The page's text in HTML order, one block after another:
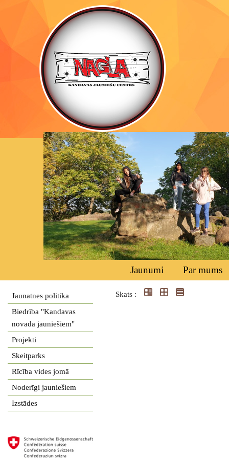
Jaunumi Par mums
Jaunatnes politika
Biedrība "Kandavas
novada jauniešiem"
Projekti
Skeitparks
Rīcība vides jomā
Noderīgi jauniešiem
Izstādes
Skats :